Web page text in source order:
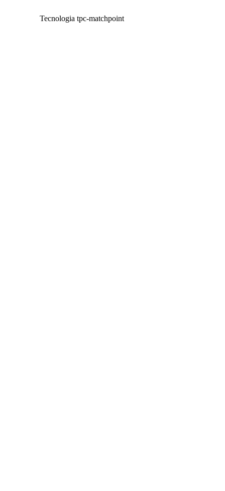
Tecnologia tpc-matchpoint